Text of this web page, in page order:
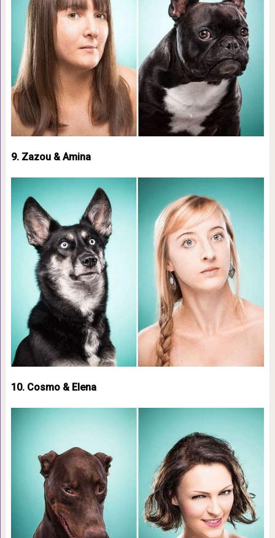
9. Zazou & Amina
10. Cosmo & Elena